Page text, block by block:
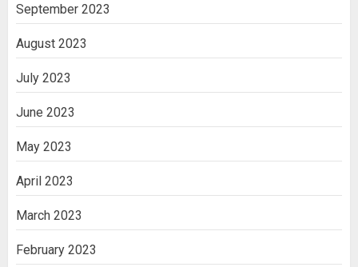
September 2023
August 2023
July 2023
June 2023
May 2023
April 2023
March 2023
February 2023